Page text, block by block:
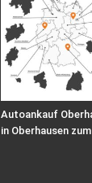
Autoankauf
in Oberhausen